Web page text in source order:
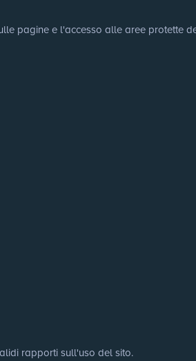
pagine e l'accesso alle aree protette
rapporti sull'uso del sito.